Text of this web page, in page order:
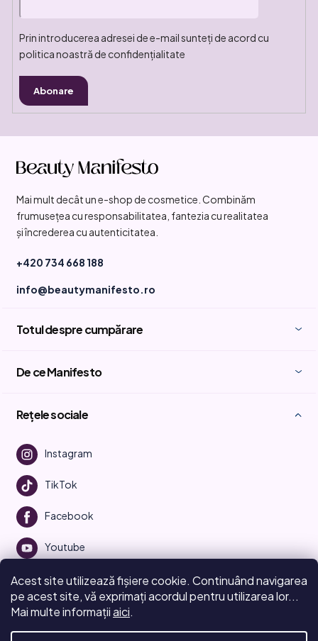
Acest site utilizează fișiere cookie. Continuând navigarea
pe acest site, vă exprimați acordul pentru utilizarea lor...
Mai multe informațiiaici.
Prin introducerea adresei de e-mail sunteți de acord cu
politica noastră de confidențialitate
Abonare
Mai mult decât un e-shop de cosmetice. Combinăm
frumusețea cu responsabilitatea, fantezia cu realitatea
și încrederea cu autenticitatea.
+420 734 668 188
info@beautymanifesto.ro
Totul despre cumpărare
De ce Manifesto
Rețele sociale
Instagram
TikTok
Facebook
Youtube
Creat de Shoptet